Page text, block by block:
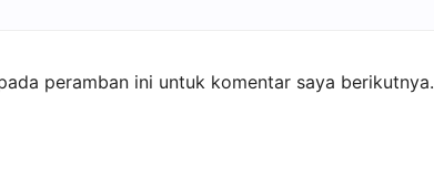
peramban ini untuk komentar saya berikutnya.